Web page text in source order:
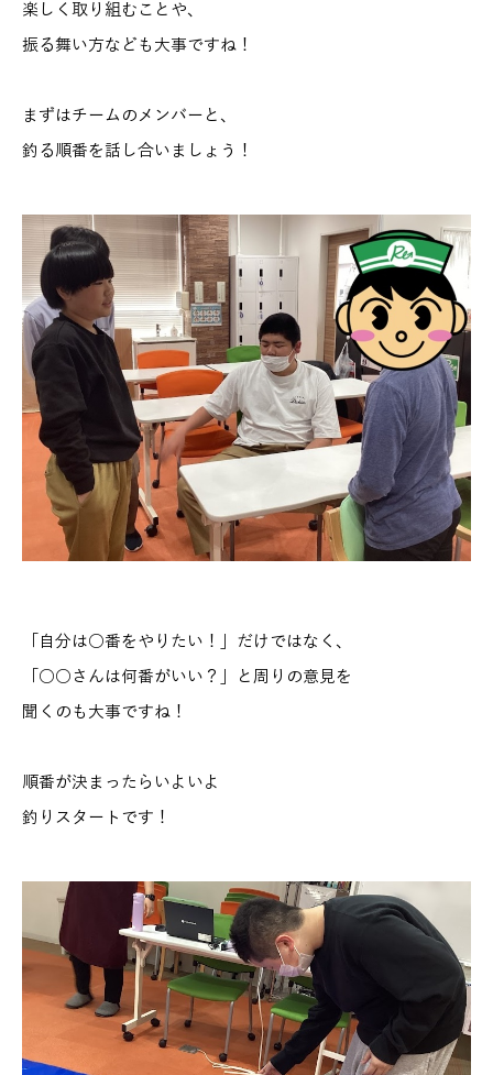
楽しく取り組むことや、
振る舞い方なども大事ですね！
まずはチームのメンバーと、
釣る順番を話し合いましょう！
「自分は○番をやりたい！」だけではなく、
「○○さんは何番がいい？」と周りの意見を
聞くのも大事ですね！
順番が決まったらいよいよ
釣りスタートです！